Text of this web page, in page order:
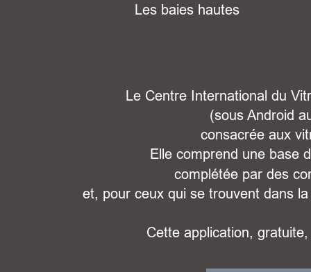
Les baies hautes
Le Centre International du
(sous Android
consacrée aux
Elle comprend une base
complétée par des
et, pour ceux qui se trouvent dans
Cette application,